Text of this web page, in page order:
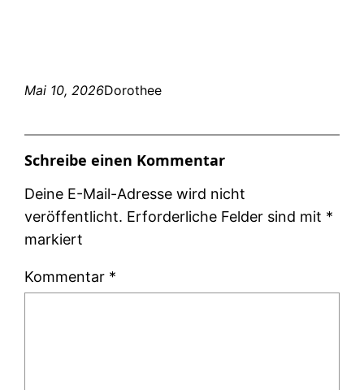
Mai 10, 2026Dorothee
Schreibe einen Kommentar
Deine E-Mail-Adresse wird nicht
veröffentlicht. Erforderliche Felder sind mit *
markiert
Kommentar *